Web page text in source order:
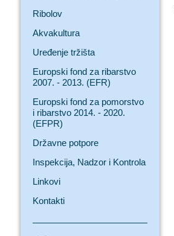
Ribolov
Akvakultura
Uređenje tržišta
Europski fond za ribarstvo
2007. - 2013. (EFR)
Europski fond za pomorstvo
i ribarstvo 2014. - 2020.
(EFPR)
Državne potpore
Inspekcija, Nadzor i Kontrola
Linkovi
Kontakti